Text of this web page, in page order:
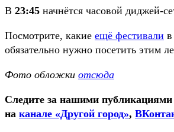
В 23:45 начнётся часовой диджей-
Посмотрите, какие ещё фестивали
обязательно нужно посетить этим
Фото обложки отсюда
Следите за нашими публикациями
на канале «Другой город»,